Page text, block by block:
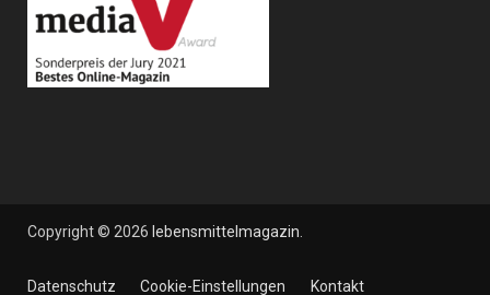
Copyright © 2026 lebensmittelmagazin
Datenschutz Cookie-Einstellungen Kontakt